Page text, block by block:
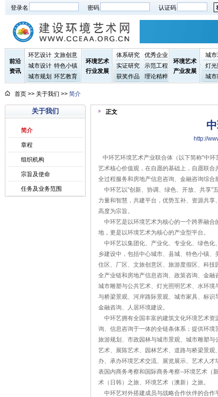
登录名 密码 认证码
前沿
资讯
环艺设计 文旅创意
城市设计 特色小镇
城市规划 环艺教育
环境艺术
行业发展
体系研究
优秀企业
实证研究
示范工程
获奖作品
理论精粹
环境艺术
产业发展
城
灯
城
首页 >> 关于我们 >> 简介
关于我们
简介
章程
组织机构
宗旨及使命
任务及业务范围
正文
http://
中环艺环境艺术产业联合体（以下简称"中
艺术核心价值观，在自愿的基础上，自愿联
全过程服务和房地产信息咨询、金融咨询综合
中环艺以"创新、协调、绿色、开放、共享"
力量和智慧，共建平台，优势互补、资源共
高度为宗旨。
中环艺是以环境艺术为核心的一个跨界融合
地，更是以环境艺术为核心的产业型平台。
中环艺以集团化、产业化、专业化、绿色化
乡建设中，包括中心城市、县城、特色小镇
住区、厂区、文旅创意区、旅游度假区、科
全产业链和房地产信息咨询、政策咨询、金
城市雕塑与公共艺术、灯光照明艺术、水环
与桥梁景观、河岸路际景观、城市家具、标
金融咨询、人居环境建设。
中环艺拥有全国丰富的建筑文化环境艺术资
询、信息咨询于一体的全链条体系；提供环
旅游规划、市政园林与城市景观、城市雕塑
艺术、展陈艺术、园林艺术、道路与桥梁景
办、承办环境艺术交流、展览展示、艺术人
表国内商务考察和国际商务考察--环境艺术（
术（日韩）之旅、环境艺术（澳新）之旅。
中环艺对外搭建成员与战略合作伙伴的合作